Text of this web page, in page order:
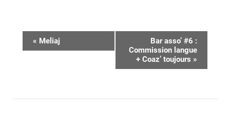
Navigation
« Meliaj
Bar asso’ #6 :
Commission langue
+ Coaz’ toujours »